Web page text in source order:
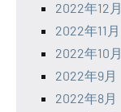
2022年12月
2022年11月
2022年10月
2022年9月
2022年8月